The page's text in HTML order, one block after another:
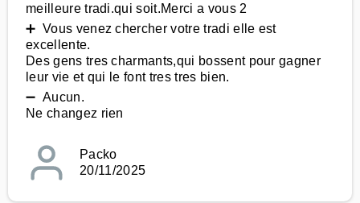
meilleure tradi.qui soit.Merci a vous 2
➕ Vous venez chercher votre tradi elle est
excellente.
Des gens tres charmants,qui bossent pour gagner
leur vie et qui le font tres tres bien.
➖ Aucun.
Ne changez rien
Packo
20/11/2025